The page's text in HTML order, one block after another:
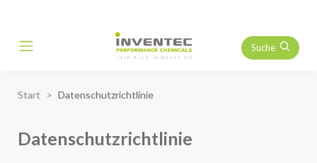
Main Navigation Suche
Start Datenschutzrichtlinie
Datenschutzrichtlinie